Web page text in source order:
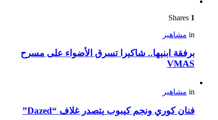
1
in مشاهير
برفقة ابنيها.. شاكيرا تسرق الأضواء على مسرح
VMAS
in مشاهير
فنان كوري ونجم كيبوب يتصدر غلاف “Dazed”